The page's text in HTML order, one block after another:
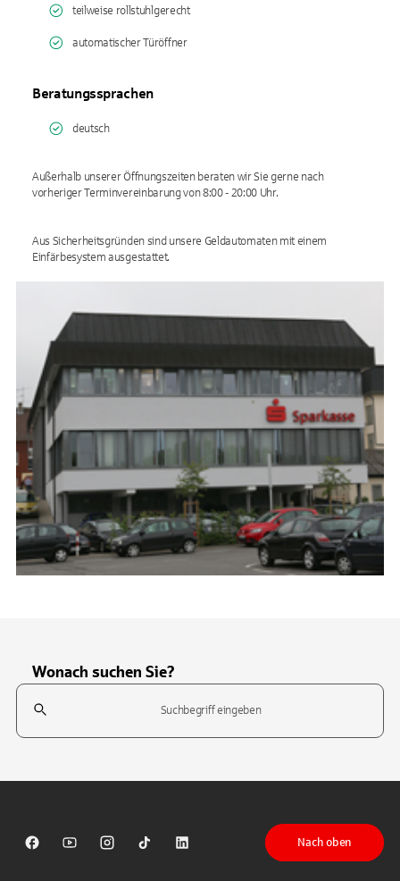
teilweise rollstuhlgerecht
automatischer Türöffner
Beratungssprachen
deutsch
Außerhalb unserer Öffnungszeiten beraten wir Sie gerne nach
vorheriger Terminvereinbarung von 8:00 - 20:00 Uhr.
Aus Sicherheitsgründen sind unsere Geldautomaten mit einem
Wonach suchen Sie?
Suchfeld
Sparkasse auf Facebook
Sparkasse auf Youtube
Sparkasse auf Instagram
Sparkasse auf TikTok
Sparkasse auf LinkedIn
Nach oben